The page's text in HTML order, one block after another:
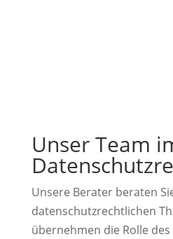
Unser Team
Unsere Berater beraten
datenschutzrechtlichen
übernehmen die Rolle